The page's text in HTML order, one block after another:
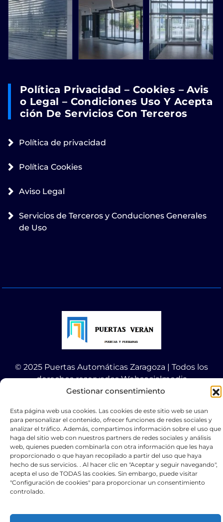
Gestionar consentimiento
Esta página web usa cookies. Las cookies de este sitio web se usan
para personalizar el contenido, ofrecer funciones de redes sociales y
analizar el tráfico. Además, compartimos información sobre el uso que
haga del sitio web con nuestros partners de redes sociales y análisis
web, quienes pueden combinarla con otra información que les haya
proporcionado o que hayan recopilado a partir del uso que haya
hecho de sus servicios. . Al hacer clic en "Aceptar y seguir navegando",
acepta el uso de TODAS las cookies. Sin embargo, puede visitar
"Configuración de cookies" para proporcionar un consentimiento
controlado.
Política Privacidad – Cookies – Avis
O Legal – Condiciones Uso Y Acepta
Ción De Servicios Con Terceros
Política de privacidad
Política Cookies
Aviso Legal
Servicios de Terceros y Conduciones Generales
de Uso
© 2025 Puertas Automáticas Zaragoza | Todos los
derechos reservados Websocialmedia
Optimized by Seraphinite Accelerator
Turns on site high speed to be attractive for people and search engines.